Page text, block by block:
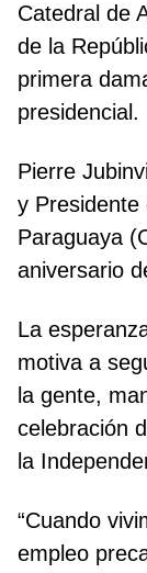
Catedral de
de la
primera
presidencial.
Pierre
y Presidente
Paraguaya
aniversario
La
motiva a
la gente,
celebración
la
“Cuando
empleo